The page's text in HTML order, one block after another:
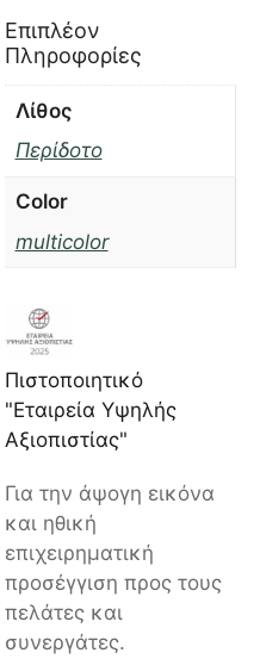
Επιπλέον
Πληροφορίες
Λίθος
Περίδοτο
Color
multicolor
Πιστοποιητικό
"Εταιρεία Υψηλής
Αξιοπιστίας"
Για την άψογη εικόνα
και ηθική
επιχειρηματική
προσέγγιση προς τους
πελάτες και
συνεργάτες.